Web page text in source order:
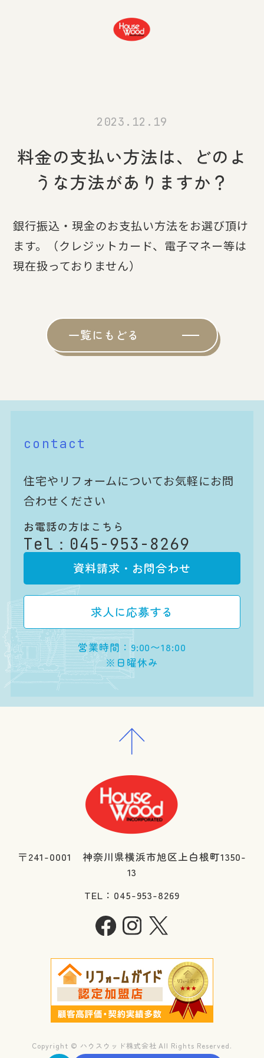
2023.12.19
料金の支払い方法は、どのよ
うな方法がありますか？
銀行振込・現金のお支払い方法をお選び頂け
ます。（クレジットカード、電子マネー等は
現在扱っておりません）
一覧にもどる
contact
住宅やリフォームについてお気軽にお問
合わせください
お電話の方はこちら
Tel： 045-953-8269
資料請求・お問合わせ
求人に応募する
営業時間：9:00〜18:00
※日曜休み
〒241-0001 神奈川県横浜市旭区上白根町1350-
13
TEL：045-953-8269
Copyright © ハウスウッド株式会社 All Rights Reserved.